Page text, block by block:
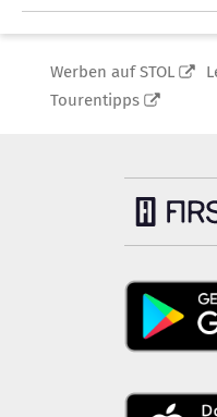
Werben auf STOL
Tourentipps